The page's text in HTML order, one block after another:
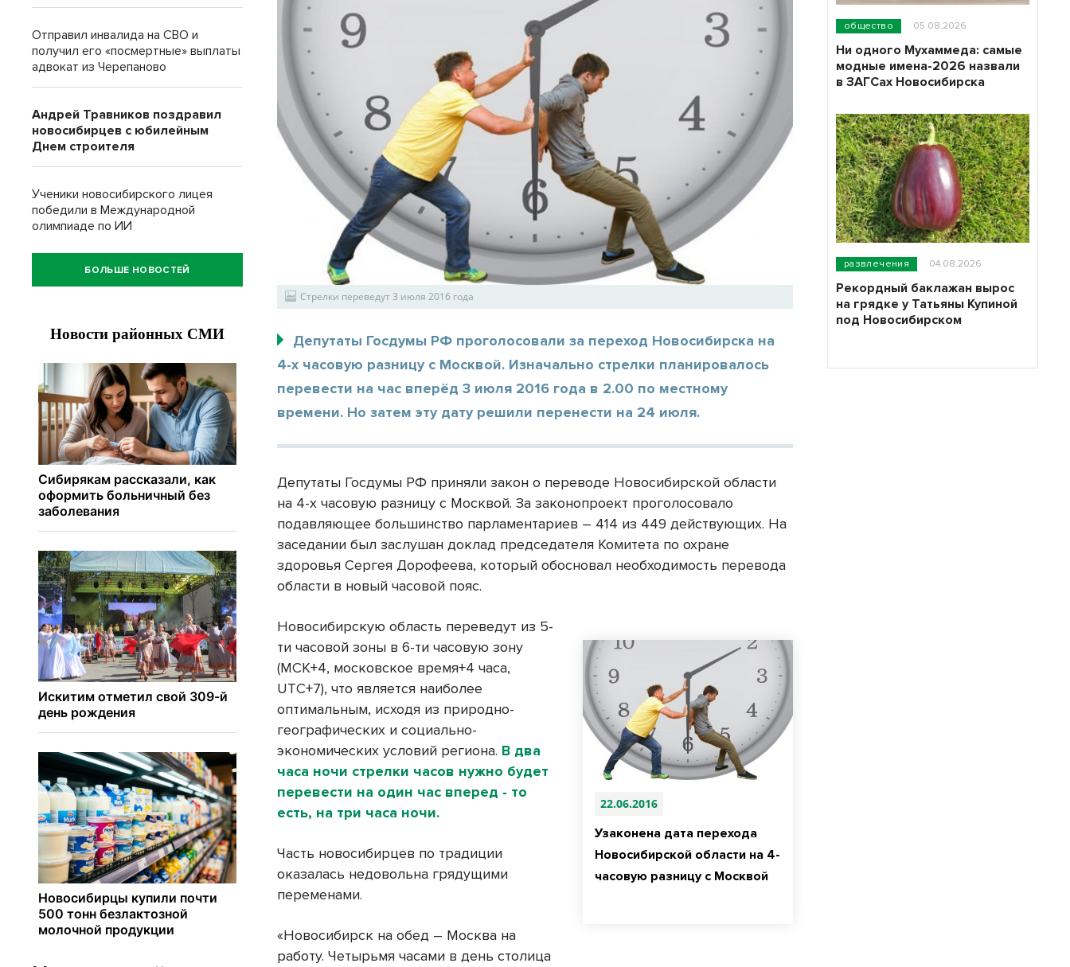
Стрелки переведут 3 июля 2016 года
Депутаты Госдумы РФ проголосовали за переход Новосибирска на
4-х часовую разницу с Москвой. Изначально стрелки планировалось
перевести на час вперёд 3 июля 2016 года в 2.00 по местному
времени. Но затем эту дату решили перенести на 24 июля.
Депутаты Госдумы РФ приняли закон о переводе Новосибирской области
на 4-х часовую разницу с Москвой. За законопроект проголосовало
подавляющее большинство парламентариев – 414 из 449 действующих. На
заседании был заслушан доклад председателя Комитета по охране
здоровья Сергея Дорофеева, который обосновал необходимость перевода
области в новый часовой пояс.
22.06.2016
Узаконена дата перехода
Новосибирской области на 4-
часовую разницу с Москвой
Новосибирскую область переведут из 5-
ти часовой зоны в 6-ти часовую зону
(МСК+4, московское время+4 часа,
UTC+7), что является наиболее
оптимальным, исходя из природно-
географических и социально-
экономических условий региона. В два
часа ночи стрелки часов нужно будет
перевести на один час вперед - то
есть, на три часа ночи.
Часть новосибирцев по традиции
оказалась недовольна грядущими
переменами.
«Новосибирск на обед – Москва на
работу. Четырьмя часами в день столица
Отправил инвалида на СВО и
получил его «посмертные» выплаты
адвокат из Черепаново
Андрей Травников поздравил
новосибирцев с юбилейным
Днем строителя
Ученики новосибирского лицея
победили в Международной
олимпиаде по ИИ
БОЛЬШЕ НОВОСТЕЙ
общество 05.08.2026
Ни одного Мухаммеда: самые
модные имена-2026 назвали
в ЗАГСах Новосибирска
развлечения 04.08.2026
Рекордный баклажан вырос
на грядке у Татьяны Купиной
под Новосибирском